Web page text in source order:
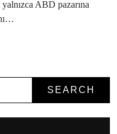
ABD pazarına
SEARCH